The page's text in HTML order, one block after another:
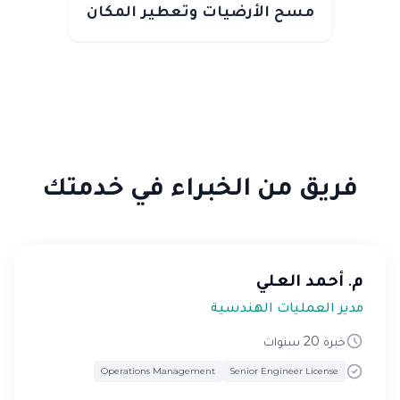
مسح الأرضيات وتعطير المكان
فريق من الخبراء في خدمتك
م. أحمد العلي
مدير العمليات الهندسية
خبرة 20 سنوات
Senior Engineer License
Operations Management